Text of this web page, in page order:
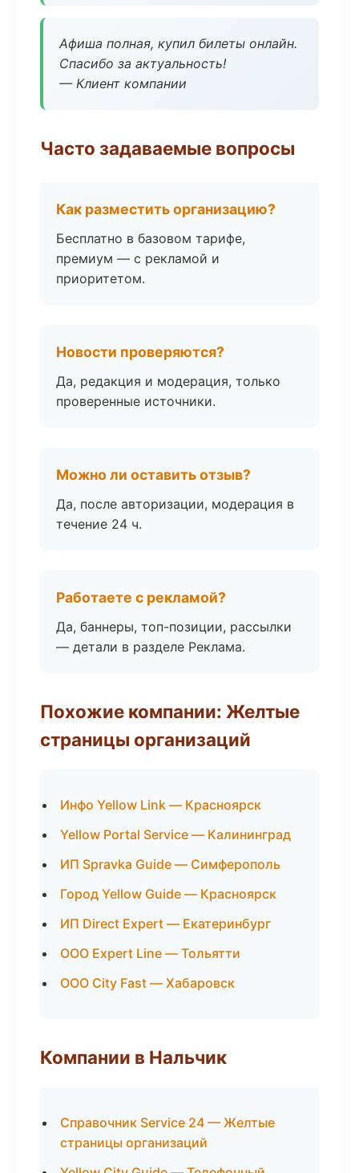
Афиша полная, купил билеты онлайн.
Спасибо за актуальность!
— Клиент компании
Часто задаваемые вопросы
Как разместить организацию?
Бесплатно в базовом тарифе,
премиум — с рекламой и
приоритетом.
Новости проверяются?
Да, редакция и модерация, только
проверенные источники.
Можно ли оставить отзыв?
Да, после авторизации, модерация в
течение 24 ч.
Работаете с рекламой?
Да, баннеры, топ-позиции, рассылки
— детали в разделе Реклама.
Похожие компании: Желтые
страницы организаций
Инфо Yellow Link — Красноярск
Yellow Portal Service — Калининград
ИП Spravka Guide — Симферополь
Город Yellow Guide — Красноярск
ИП Direct Expert — Екатеринбург
ООО Expert Line — Тольятти
ООО City Fast — Хабаровск
Компании в Нальчик
Справочник Service 24 — Желтые
страницы организаций